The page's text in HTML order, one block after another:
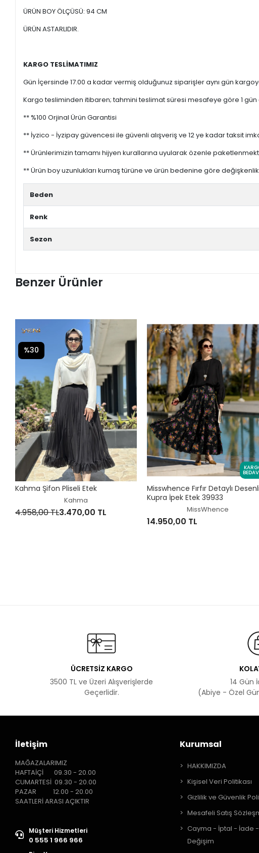
ÜRÜN BOY ÖLÇÜSÜ: 94 CM
ÜRÜN ASTARLIDIR.
KARGO TESLİMATIMIZ
Gün İçersinde 17.00 a kadar vermiş olduğunuz siparişler aynı gün
Kargo tesliminden itibaren; tahmini teslimat süresi mesafeye göre 1 gün
** %100 Orjinal Ürün Garantisi
** İyzico - İyzipay güvencesi ile güvenli alışveriş ve 12 ye kadar taksit
** Ürünlerimizin tamamı hijyen kurallarına uyularak özenle
** Ürün boy uzunlukları kumaş türüne ve ürün bedenine göre
Beden
Renk
Sezon
Benzer Ürünler
Kahma Şifon Pliseli Etek
Kahma
4.958,00 TL3.470,00 TL
%30
Misswhence Fırfır Detaylı Desenli
Kupra İpek Etek 39933
MissWhence
14.950,00 TL
ÜCRETSİZ KARGO
3500 TL ve Üzeri Alışverişlerde
Geçerlidir.
14 Gün
(Abiye - Özel
İletişim
MAĞAZALARIMIZ
HAFTAİÇİ 09.30 - 20.00
CUMARTESİ 09.30 - 20.00
PAZAR 12.00 - 20.00
SAATLERİ ARASI AÇIKTIR
Müşteri Hizmetleri
0 555 1 966 966
Kurumsal
HAKKIMIZDA
Kişisel Veri Politikası
Gizlilik ve Güvenlik
Mesafeli Satış
Cayma - İptal - İade -
Değişim